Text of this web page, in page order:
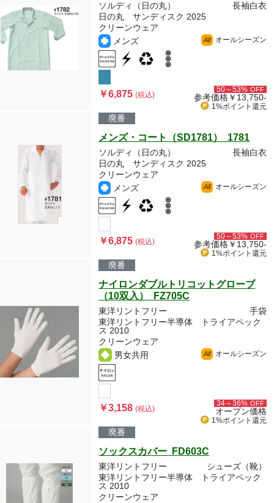
ソルディ（日の丸）
長袖白衣
日の丸 サンディスク 2025
クリーンウェア
メンズ
All オールシーズン
￥6,875(税込)
50～53% OFF
参考価格￥13,750-
1%ポイント 還元
廃番
メンズ・コート（SD1781） 1781
ソルディ（日の丸）
長袖白衣
日の丸 サンディスク 2025
クリーンウェア
メンズ
All オールシーズン
￥6,875(税込)
50～53% OFF
参考価格￥13,750-
1%ポイント 還元
廃番
ナイロンダブルトリコットグローブ
（10双入） FZ705C
東洋リントフリー
手袋
東洋リントフリー半導体 トライアペック
ス 2010
クリーンウェア
男女共用
All オールシーズン
￥3,158(税込)
34～36% OFF
オープン価格
1%ポイント 還元
廃番
ソックスカバー FD603C
東洋リントフリー
シューズ（靴）
東洋リントフリー半導体 トライアペック
ス 2010
クリーンウェア